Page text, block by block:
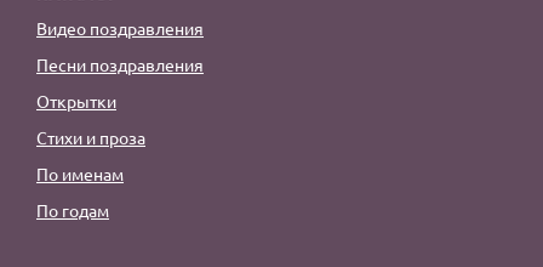
Видео поздравления
Песни поздравления
Открытки
Стихи и проза
По именам
По годам